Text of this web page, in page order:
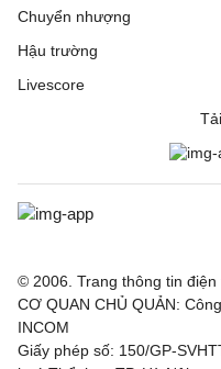
Chuyển nhượng
Hậu trường
Livescore
© 2006. Trang thông tin
CƠ QUAN CHỦ QUẢN:
INCOM
Giấy phép số: 150/GP-